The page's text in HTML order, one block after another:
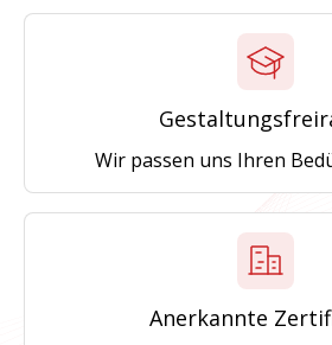
Wir passen uns Ihren
Anerkannte